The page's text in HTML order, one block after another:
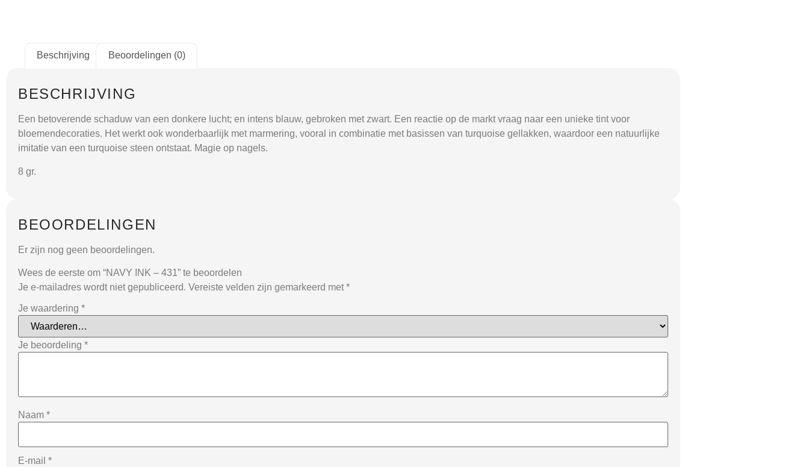
Beschrijving Beoordelingen (0)
BESCHRIJVING
Een betoverende schaduw van een donkere lucht; en intens blauw, gebroken met zwart. Een reactie op de markt vraag naar een unieke tint voor
bloemendecoraties. Het werkt ook wonderbaarlijk met marmering, vooral in combinatie met basissen van turquoise gellakken, waardoor een natuurlijke
imitatie van een turquoise steen ontstaat. Magie op nagels.
8 gr.
BEOORDELINGEN
Er zijn nog geen beoordelingen.
Wees de eerste om “NAVY INK – 431” te beoordelen
Je e-mailadres wordt niet gepubliceerd. Vereiste velden zijn gemarkeerd met *
Je waardering *
Je beoordeling *
Naam *
E-mail *